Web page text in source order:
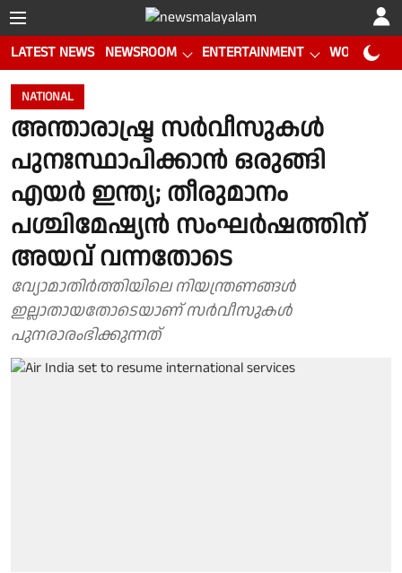
LATEST NEWS NEWSROOM ENTERTAINMENT WORLD CUP
NATIONAL
അന്താരാഷ്ട്ര സർവീസുകൾ
പുനഃസ്ഥാപിക്കാൻ ഒരുങ്ങി
എയർ ഇന്ത്യ; തീരുമാനം
പശ്ചിമേഷ്യൻ സംഘർഷത്തിന്
അയവ് വന്നതോടെ
വ്യോമാതിർത്തിയിലെ നിയന്ത്രണങ്ങൾ
ഇല്ലാതായതോടെയാണ് സർവീസുകൾ
പുനരാരംഭിക്കുന്നത്